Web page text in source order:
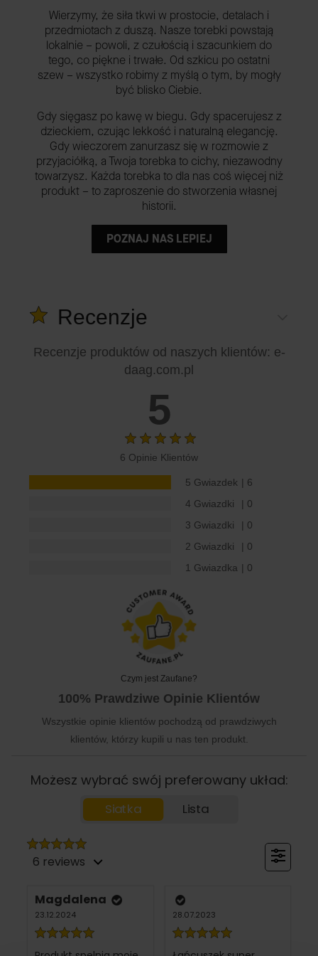
Wierzymy, że siła tkwi w prostocie, detalach i
przedmiotach z duszą. Nasze torebki powstają
lokalnie – powoli, z czułością i szacunkiem do
tego, co piękne i trwałe. Od szkicu po ostatni
szew – wszystko robimy z myślą o tym, by mogły
być blisko Ciebie.
Gdy sięgasz po kawę w biegu. Gdy spacerujesz z
dzieckiem, czując lekkość i naturalną elegancję.
Gdy wieczorem zanurzasz się w rozmowie z
przyjaciółką, a Twoja torebka to cichy, niezawodny
towarzysz. Każda torebka to dla nas coś więcej niż
produkt – to zaproszenie do stworzenia własnej
historii.
POZNAJ NAS LEPIEJ
Recenzje
Recenzje produktów od naszych klientów: e-
daag.com.pl
5
6 Opinie Klientów
5 Gwiazdek | 6
4 Gwiazdki
| 0
3 Gwiazdki
| 0
2 Gwiazdki
| 0
1 Gwiazdka | 0
Czym jest Zaufane?
100% Prawdziwe Opinie Klientów
Wszystkie opinie klientów pochodzą od prawdziwych
klientów, którzy kupili u nas ten produkt.
Możesz wybrać swój preferowany układ:
Siatka Lista
6 reviews
Magdalena
23.12.2024 28.07.2023